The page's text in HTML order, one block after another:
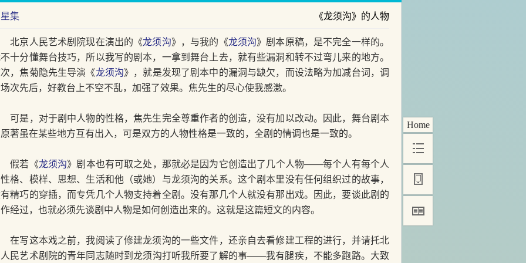
Home
集 《龙须沟》的人物
京人民艺术剧院现在演出的《龙须沟》，与我的《龙须沟》剧本原稿，是不完全一样的。
十分懂舞台技巧，所以我写的剧本，一拿到舞台上去，就有些漏洞和转不过弯儿来的地方。
，焦菊隐先生导演《龙须沟》，就是发现了剧本中的漏洞与缺欠，而设法略为加减台词，调
次先后，好教台上不空不乱，加强了效果。焦先生的尽心使我感激。
，对于剧中人物的性格，焦先生完全尊重作者的创造，没有加以改动。因此，舞台剧本
著虽在某些地方互有出入，可是双方的人物性格是一致的，全剧的情调也是一致的。
若《龙须沟》剧本也有可取之处，那就必是因为它创造出了几个人物——每个人有每个人
格、模样、思想、生活和他（或她）与龙须沟的关系。这个剧本里没有任何组织过的故事，
精巧的穿插，而专凭几个人物支持着全剧。没有那几个人就没有那出戏。因此，要谈此剧的
经过，也就必须先谈剧中人物是如何创造出来的。这就是这篇短文的内容。
这本戏之前，我阅读了修建龙须沟的一些文件，还亲自去看修建工程的进行，并请托北
民艺术剧院的青年同志随时到龙须沟打听我所要了解的事——我有腿疾，不能多跑路。大致